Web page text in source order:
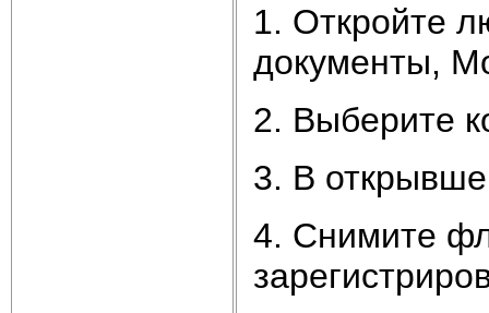
1. Откройте
документы,
2. Выберите
3. В
4. Снимите